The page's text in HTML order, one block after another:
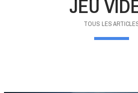
JEU
TOUS LES